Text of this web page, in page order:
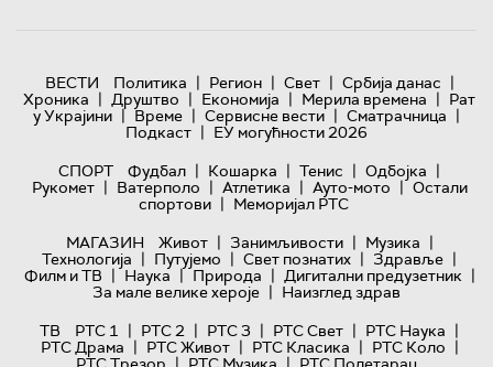
ВЕСТИ Политика | Регион | Свет | Србија данас |
Хроника | Друштво | Економија | Мерила времена | Рат
у Украјини | Време | Сервисне вести | Сматрачница |
Подкаст | ЕУ могућности 2026
СПОРТ
Фудбал | Кошарка | Тенис | Одбојка |
Рукомет | Ватерполо | Атлетика | Ауто-мото | Остали
спортови | Меморијал РТС
МАГАЗИН
Живот | Занимљивости | Музика |
Технологијa | Путујемо | Свет познатих | Здравље |
Филм и ТВ | Наука | Природа | Дигитални предузетник |
За мале велике хероје | Наизглед здрав
ТВ
РТС 1 | РТС 2 | РТС 3 | РТС Свет | РТС Наука |
РТС Драма | РТС Живот | РТС Класика | РТС Коло |